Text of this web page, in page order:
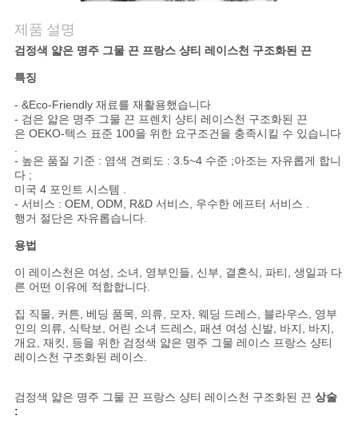
적
요
청
사
이
트
맵
개
인
정
보
제품 설명
검정색 얇은 명주 그물 끈 프랑스 샹티 레이스천 구조화된 끈
특징
- &Eco-Friendly 재료를 재활용했습니다
- 검은 얇은 명주 그물 끈 프렌치 샹티 레이스천 구조화된 끈
은 OEKO-텍스 표준 100을 위한 요구조건을 충족시킬 수 있습니다
.
- 높은 품질 기준 : 염색 견뢰도 : 3.5~4 수준 ;아조는 자유롭게 합니
다 ;
미국 4 포인트 시스템 .
- 서비스 : OEM, ODM, R&D 서비스, 우수한 에프터 서비스 .
행거 절단은 자유롭습니다.
용법
이 레이스천은 여성, 소녀, 영부인들, 신부, 결혼식, 파티, 생일과 다
른 어떤 이유에 적합합니다.
집 직물, 커튼, 베딩 품목, 의류, 모자, 웨딩 드레스, 블라우스, 영부
인의 의류, 식탁보, 어린 소녀 드레스, 패션 여성 신발, 바지, 바지,
개요, 재킷, 등을 위한 검정색 얇은 명주 그물 레이스 프랑스 샹티
레이스천 구조화된 레이스.
검정색 얇은 명주 그물 끈 프랑스 샹티 레이스천 구조화된 끈 상술
: